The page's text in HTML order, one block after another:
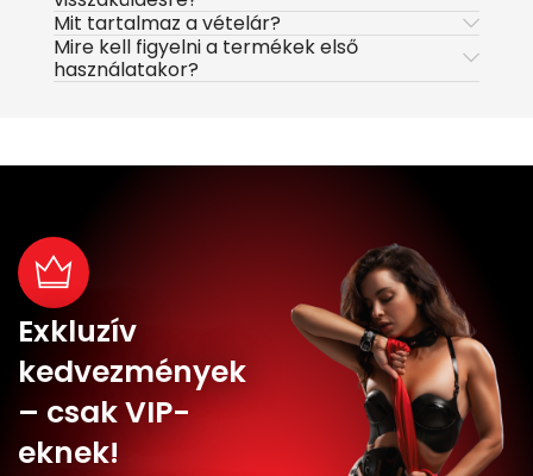
Mit tartalmaz a vételár?
Mire kell figyelni a termékek első
használatakor?
Exkluzív
kedvezmények
– csak VIP-
eknek!